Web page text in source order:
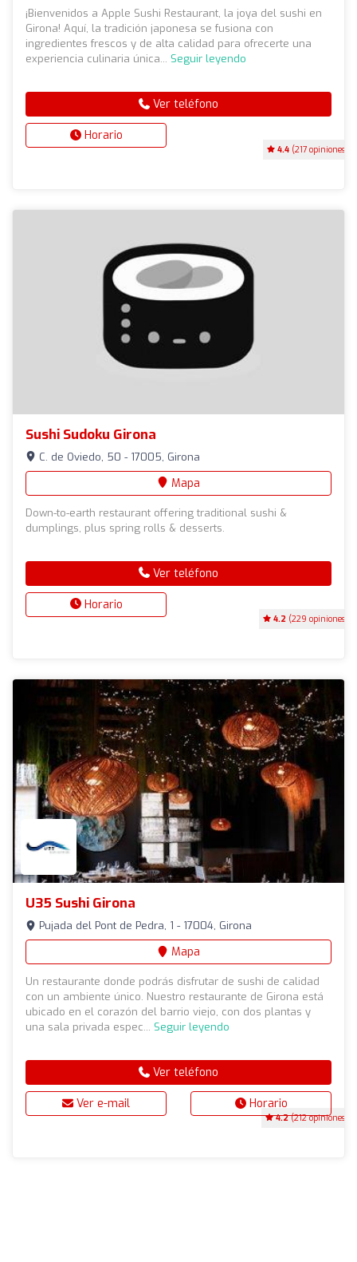
4.4 (217 opiniones)
¡Bienvenidos a Apple Sushi Restaurant, la joya del sushi en
Girona! Aquí, la tradición japonesa se fusiona con
ingredientes frescos y de alta calidad para ofrecerte una
experiencia culinaria única... Seguir leyendo
Ver teléfono
Horario
Sushi Sudoku Girona
4.2 (229 opiniones)
C. de Oviedo, 50 - 17005, Girona
Mapa
Down-to-earth restaurant offering traditional sushi &
dumplings, plus spring rolls & desserts.
Ver teléfono
Horario
U35 Sushi Girona
4.2(212 opiniones)
Pujada del Pont de Pedra, 1 - 17004, Girona
Mapa
Un restaurante donde podrás disfrutar de sushi de calidad
con un ambiente único. Nuestro restaurante de Girona está
ubicado en el corazón del barrio viejo, con dos plantas y
una sala privada espec... Seguir leyendo
Ver teléfono
Ver e-mail Horario